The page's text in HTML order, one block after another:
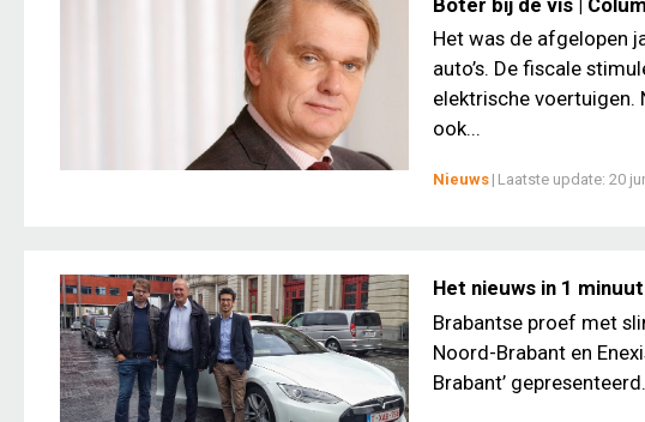
Het was de afgelopen
auto’s. De fiscale
elektrische voertuigen.
ook...
Nieuws | Laatste update: 20
Het nieuws in 1
Brabantse proef met
Noord-Brabant en
Brabant’